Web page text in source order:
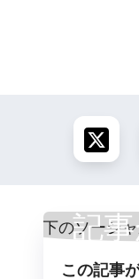
記
この記事